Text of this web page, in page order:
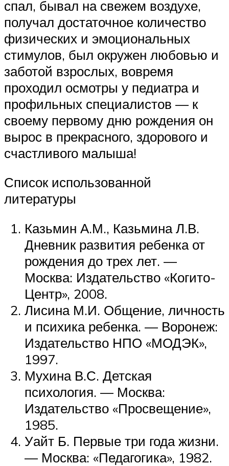
спал, бывал на свежем воздухе,
получал достаточное количество
физических и эмоциональных
стимулов, был окружен любовью и
заботой взрослых, вовремя
проходил осмотры у педиатра и
профильных специалистов — к
своему первому дню рождения он
вырос в прекрасного, здорового и
счастливого малыша!
Список использованной
литературы
Казьмин А.М., Казьмина Л.В.
Дневник развития ребенка от
рождения до трех лет. —
Москва: Издательство «Когито-
Центр», 2008.
Лисина М.И. Общение, личность
и психика ребенка. — Воронеж:
Издательство НПО «МОДЭК»,
1997.
Мухина В.С. Детская
психология. — Москва:
Издательство «Просвещение»,
1985.
Уайт Б. Первые три года жизни.
— Москва: «Педагогика», 1982.